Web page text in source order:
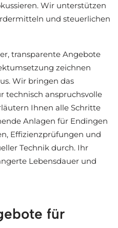
Wir unterstützen
und steuerlichen
transparente Angebote
zeichnen
Wir bringen das
technisch anspruchsvolle
Ihnen alle Schritte
Anlagen für Endingen
Effizienzprüfungen und
Technik durch. Ihr
Lebensdauer und
für